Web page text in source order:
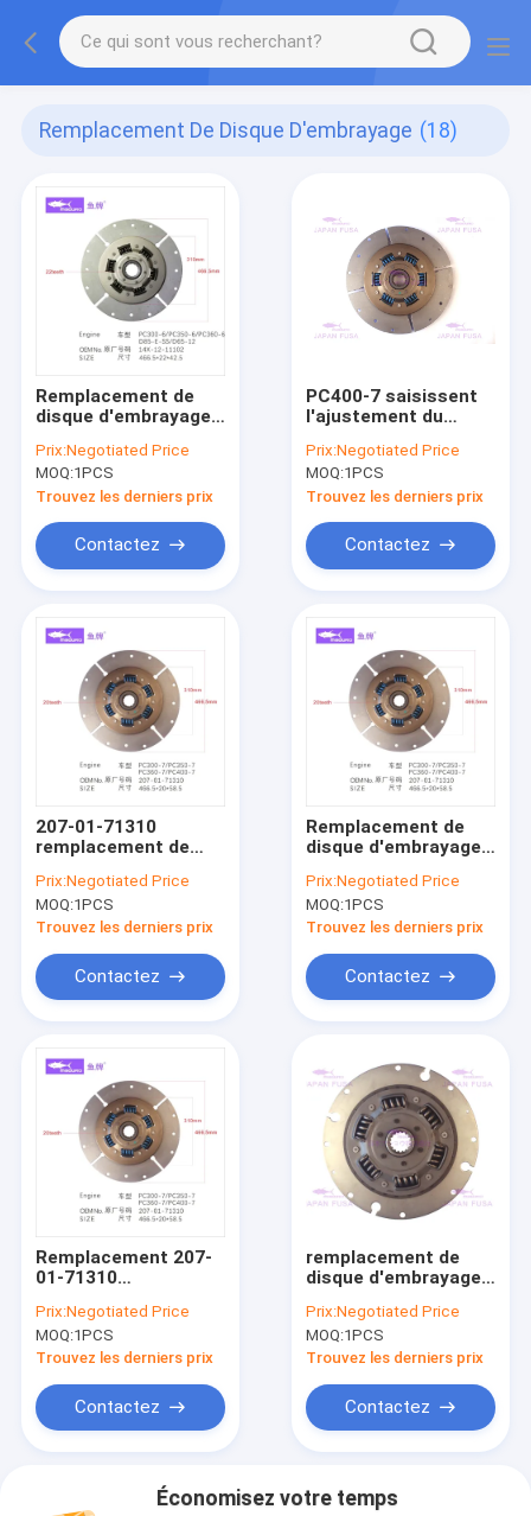
Remplacement De Disque D'embrayage (18)
Remplacement de
disque d'embrayage
14X-12-1112 de
plateau d'embrayage
Prix:Negotiated Price
MOQ:1PCS
Trouvez les derniers prix
Contactez
PC400-7 saisissent
l'ajustement du
01-71310 de disque
pour KOMATSU
Prix:Negotiated Price
MOQ:1PCS
Trouvez les derniers prix
Contactez
207-01-71310
remplacement de
pour PC360-7
KOMATSU
466.5*20*58.5
Prix:Negotiated Price
MOQ:1PCS
Trouvez les derniers prix
Contactez
Remplacement de
disque d'embrayage
d'embrayage de
moteur 207-01-
71310 466.5*20*58.5
Prix:Negotiated Price
MOQ:1PCS
Trouvez les derniers prix
Contactez
Remplacement 207-
01-71310
plateau d'embrayage
de KOMATSU PC300-
7
Prix:Negotiated Price
MOQ:1PCS
Trouvez les derniers prix
Contactez
remplacement de
disque d'embrayage
PC200-6 KOMATSU
336*16*55
Prix:Negotiated Price
MOQ:1PCS
Trouvez les derniers prix
Contactez
Économisez votre temps